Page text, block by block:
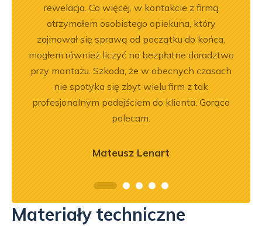
rewelacja. Co więcej, w kontakcie z firmą
otrzymałem osobistego opiekuna, który
zajmował się sprawą od początku do końca,
mogłem również liczyć na bezpłatne doradztwo
przy montażu. Szkoda, że w obecnych czasach
nie spotyka się zbyt wielu firm z tak
profesjonalnym podejściem do klienta. Gorąco
polecam.
Mateusz Lenart
Materiały techniczne